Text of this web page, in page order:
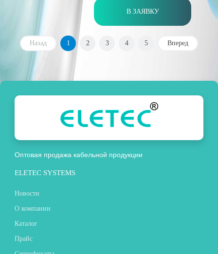
В ЗАЯВКУ
Назад 1 2 3 4 5 Вперед
Оптовая продажа кабельной продукции
ELETEC SYSTEMS
Новости
О компании
Каталог
Прайс